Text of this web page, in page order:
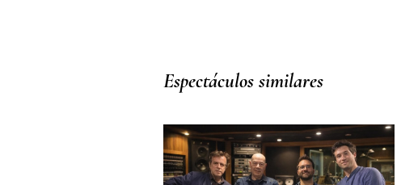
Espectáculos similares